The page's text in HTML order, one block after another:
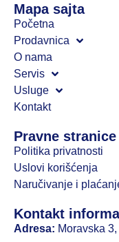
Mapa sajta
Početna
Prodavnica
O nama
Servis
Usluge
Kontakt
Pravne stranice
Politika privatnosti
Uslovi korišćenja
Naručivanje i
Kontakt
Adresa: Moravska